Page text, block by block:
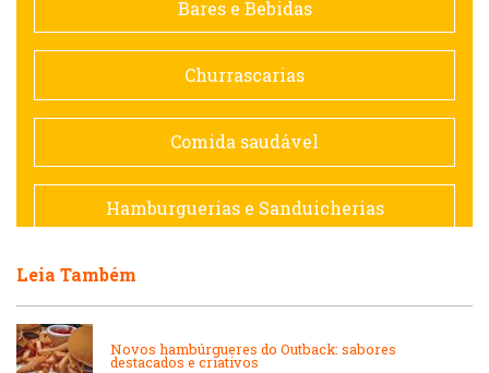
Doceria
Espanhola
Francesa
Bares e Bebidas
Churrascarias
Comida saudável
Hamburguerias e Sanduicherias
Lanchonetes
Leia Também
Novos hambúrgueres do Outback: sabores
destacados e criativos